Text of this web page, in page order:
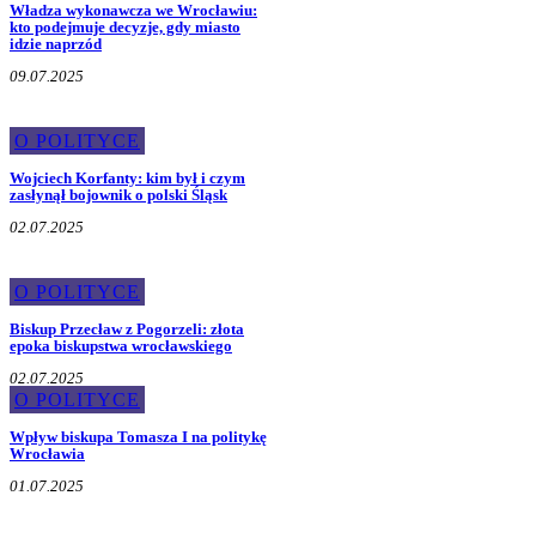
Władza wykonawcza we Wrocławiu:
kto podejmuje decyzje, gdy miasto
idzie naprzód
09.07.2025
O POLITYCE
Wojciech Korfanty: kim był i czym
zasłynął bojownik o polski Śląsk
02.07.2025
O POLITYCE
Biskup Przecław z Pogorzeli: złota
epoka biskupstwa wrocławskiego
02.07.2025
O POLITYCE
Wpływ biskupa Tomasza I na politykę
Wrocławia
01.07.2025